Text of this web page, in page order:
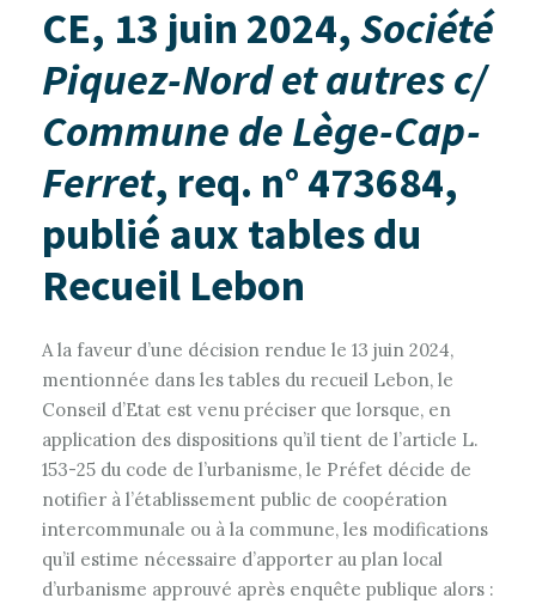
CE, 13 juin 2024, Société
Piquez-Nord et autres c/
Commune de Lège-Cap-
Ferret, req. n° 473684,
publié aux tables du
Recueil Lebon
A la faveur d’une décision rendue le 13 juin 2024,
mentionnée dans les tables du recueil Lebon, le
Conseil d’Etat est venu préciser que lorsque, en
application des dispositions qu’il tient de l’article L.
153-25 du code de l’urbanisme, le Préfet décide de
notifier à l’établissement public de coopération
intercommunale ou à la commune, les modifications
qu’il estime nécessaire d’apporter au plan local
d’urbanisme approuvé après enquête publique alors :